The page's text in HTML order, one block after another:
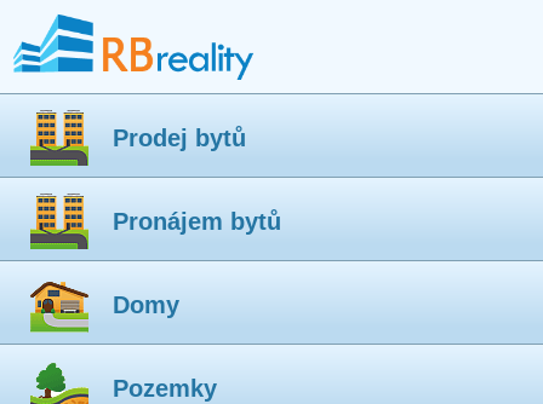
Prodej bytů
Pronájem bytů
Domy
Pozemky